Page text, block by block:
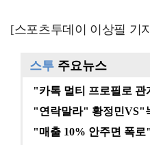
[스포츠투데이 이상필 기
스투 주요뉴스
"매출 10% 안주면 폭